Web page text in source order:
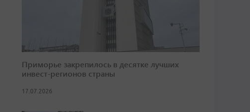
Приморье закрепилось в десятке лучших
инвест-регионов страны
17.07.2026